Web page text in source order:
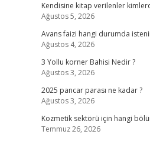
Kendisine kitap verilenler
Ağustos 5, 2026
Avans faizi hangi durumda
Ağustos 4, 2026
3 Yollu korner Bahisi Nedir ?
Ağustos 3, 2026
2025 pancar parası ne kadar ?
Ağustos 3, 2026
Kozmetik sektörü için hangi
Temmuz 26, 2026